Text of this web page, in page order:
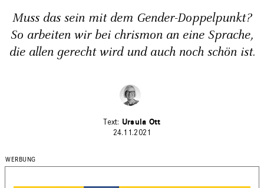
Muss das sein mit dem Gender-Doppelpunkt?
So arbeiten wir bei chrismon an eine Sprache,
die allen gerecht wird und auch noch schön ist.
Ursula Ott
24.11.2021